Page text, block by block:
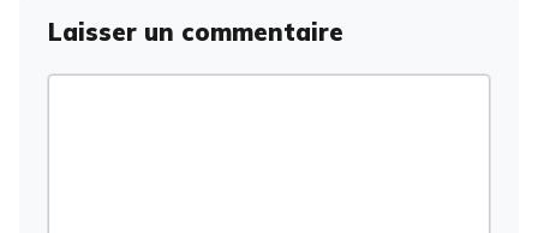
Laisser un commentaire